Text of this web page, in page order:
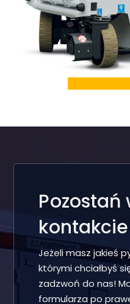
Pozostań
Jeżeli masz jakieś
którymi chciałbyś
zadzwoń do nas!
formularza po